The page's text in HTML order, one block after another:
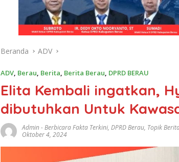
Beranda ADV
ADV, Berau, Berita, Berita Berau, DPRD BERAU
Elita Kembali ingatkan,
dibutuhkan Untuk
Admin-Berbicara Fakta Terkini, DPRD Berau, Topik
Oktober 4, 2024